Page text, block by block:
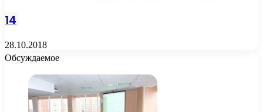
14
28.10.2018
Обсуждаемое